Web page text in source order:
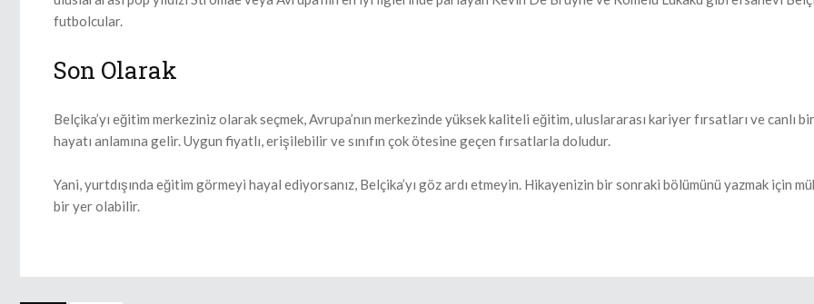
futbolcular.
Son Olarak
Belçika’yı eğitim merkeziniz olarak seçmek, Avrupa’nın merkezinde yüksek kaliteli eğitim, uluslararası kariyer fırsatları ve canlı
hayatı anlamına gelir. Uygun fiyatlı, erişilebilir ve sınıfın çok ötesine geçen fırsatlarla doludur.
Yani, yurtdışında eğitim görmeyi hayal ediyorsanız, Belçika’yı göz ardı etmeyin. Hikayenizin bir sonraki bölümünü yazmak için
bir yer olabilir.